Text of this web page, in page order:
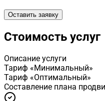
Оставить заявку
Стоимость услуг
Описание услуги
Тариф «Минимальный»
Тариф «Оптимальный»
Cоставление плана